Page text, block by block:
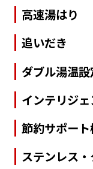
高速湯はり
追いだき
ダブル湯温設
インテリジ
節約サポー
ステンレス